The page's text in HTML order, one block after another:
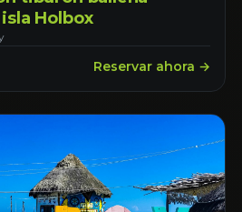
Holbox
Reservar ahora →